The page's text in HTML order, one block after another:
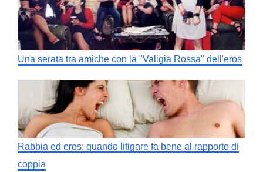
Una serata tra amiche con la "Valigia Rossa" dell'eros
Rabbia ed eros: quando litigare fa bene al rapporto di
coppia